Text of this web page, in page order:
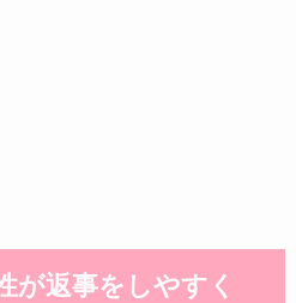
が返事をしやすく